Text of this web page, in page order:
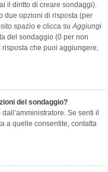
il diritto di creare sondaggi).
due opzioni di risposta (per
spazio e clicca suAggiungi
del sondaggio (0 per non
risposta che puoi aggiungere,
del sondaggio?
Se senti il
a quelle consentite, contatta